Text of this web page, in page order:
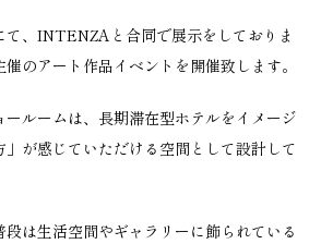
て、INTENZAと合同で展示をしておりま
のアート作品イベントを開催致します。
ルームは、長期滞在型ホテルをイメージ
」が感じていただける空間として設計して
は生活空間やギャラリーに飾られている